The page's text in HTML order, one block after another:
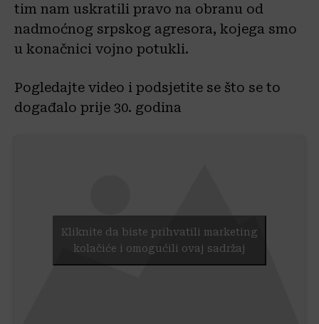
tim nam uskratili pravo na obranu od
nadmoćnog srpskog agresora, kojega smo
u konačnici vojno potukli.
Pogledajte video i podsjetite se što se to
događalo prije 30. godina
Kliknite da biste prihvatili marketing
kolačiće i omogućili ovaj sadržaj